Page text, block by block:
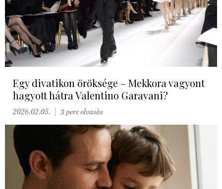
Egy divatikon öröksége – Mekkora vagyont
hagyott hátra Valentino Garavani?
2026.02.05. 3 perc olvasás